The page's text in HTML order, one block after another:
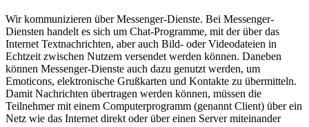
Wir kommunizieren über Messenger-Dienste. Bei Messenger-
Diensten handelt es sich um Chat-Programme, mit der über das
Internet Textnachrichten, aber auch Bild- oder Videodateien in
Echtzeit zwischen Nutzern versendet werden können. Daneben
können Messenger-Dienste auch dazu genutzt werden, um
Emoticons, elektronische Grußkarten und Kontakte zu übermitteln.
Damit Nachrichten übertragen werden können, müssen die
Teilnehmer mit einem Computerprogramm (genannt Client) über ein
Netz wie das Internet direkt oder über einen Server miteinander